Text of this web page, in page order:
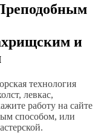
и
технология
левкас,
работу на сайте
способом, или